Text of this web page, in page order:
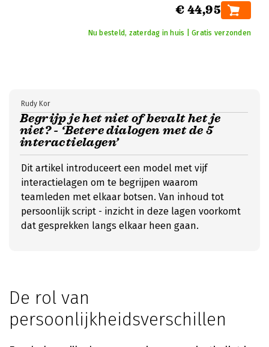
€ 44,95
Nu besteld, zaterdag in huis | Gratis verzonden
Begrijp je het niet of bevalt het je
niet? - ‘Betere dialogen met de 5
interactielagen’
Rudy Kor
Dit artikel introduceert een model met vijf
interactielagen om te begrijpen waarom
teamleden met elkaar botsen. Van inhoud tot
persoonlijk script - inzicht in deze lagen voorkomt
dat gesprekken langs elkaar heen gaan.
De rol van
persoonlijkheidsverschillen